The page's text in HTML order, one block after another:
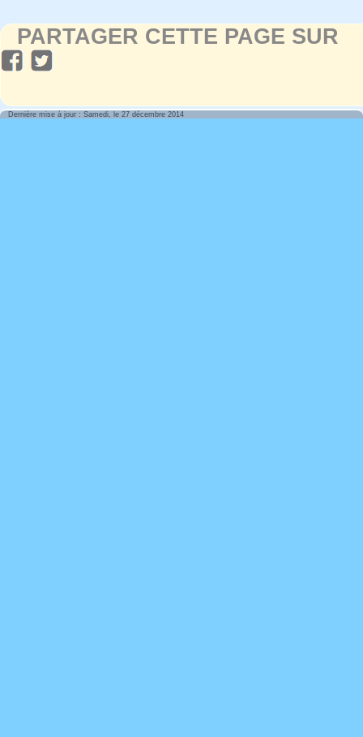
PARTAGER CETTE PAGE SUR
Dernière mise à jour : Samedi, le 27 décembre 2014